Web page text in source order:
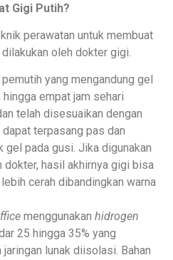
Gigi Putih?
perawatan untuk membuat
oleh dokter gigi.
yang mengandung gel
hingga empat jam sehari
telah disesuaikan dengan
terpasang pas dan
gel pada gusi. Jika digunakan
dokter, hasil akhirnya gigi bisa
cerah dibandingkan warna
menggunakan hidrogen
25 hingga 35% yang
lunak diisolasi. Bahan